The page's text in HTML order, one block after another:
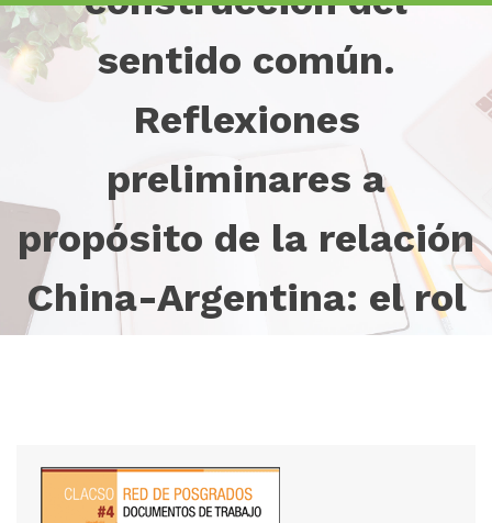
sentido común.
Reflexiones
preliminares a
propósito de la relación
China-Argentina: el rol